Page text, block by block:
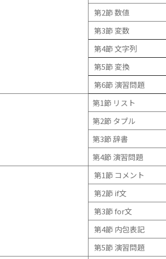
第2節 数値
第3節 変数
第4節 文字列
第5節 変換
第6節 演習問題
第1節 リスト
第2節 タプル
第3節 辞書
第4節 演習問題
第1節 コメント
第2節 if文
第3節 for文
第4節 内包表記
第5節 演習問題